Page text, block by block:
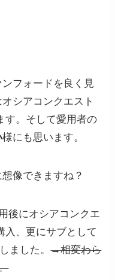
フォードを良く見
シアコンクエスト
す。そして愛用者の
様にも思います。
像できますね？
後にオシアコンクエ
入、更にサブとして
ました。→相変わら